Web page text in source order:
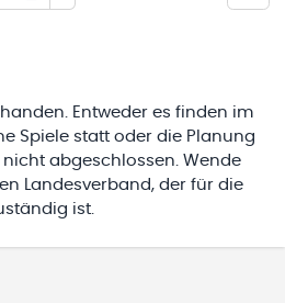
Entweder es finden im
Spiele statt oder die Planung
abgeschlossen. Wende
Landesverband, der für die
ist.